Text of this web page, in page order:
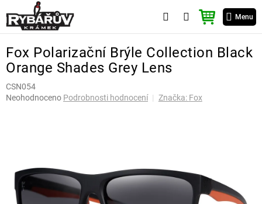
na
obsah
Menu
NÁKUPNÍ
KOŠÍK
Fox Polarizační Brýle Collection Black
Orange Shades Grey Lens
CSN054
Průměrné
hvězdiček.
Neohodnoceno Podrobnosti hodnocení Značka: Fox